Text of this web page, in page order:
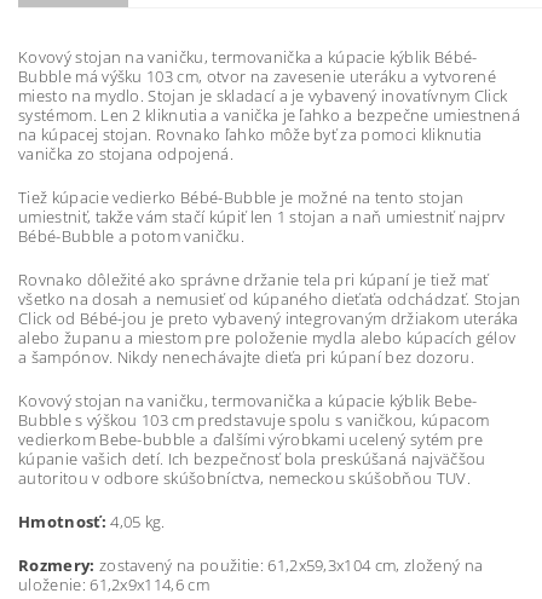
Kovový stojan na vaničku, termovanička a kúpacie kýblik Bébé-
Bubble má výšku 103 cm, otvor na zavesenie uteráku a vytvorené
miesto na mydlo. Stojan je skladací a je vybavený inovatívnym Click
systémom. Len 2 kliknutia a vanička je ľahko a bezpečne umiestnená
na kúpacej stojan. Rovnako ľahko môže byť za pomoci kliknutia
vanička zo stojana odpojená.
Tiež kúpacie vedierko Bébé-Bubble je možné na tento stojan
umiestniť, takže vám stačí kúpiť len 1 stojan a naň umiestniť najprv
Bébé-Bubble a potom vaničku.
Rovnako dôležité ako správne držanie tela pri kúpaní je tiež mať
všetko na dosah a nemusieť od kúpaného dieťaťa odchádzať. Stojan
Click od Bébé-jou je preto vybavený integrovaným držiakom uteráka
alebo županu a miestom pre položenie mydla alebo kúpacích gélov
a šampónov. Nikdy nenechávajte dieťa pri kúpaní bez dozoru.
Kovový stojan na vaničku, termovanička a kúpacie kýblik Bebe-
Bubble s výškou 103 cm predstavuje spolu s vaničkou, kúpacom
vedierkom Bebe-bubble a ďalšími výrobkami ucelený sytém pre
kúpanie vašich detí. Ich bezpečnosť bola preskúšaná najväčšou
autoritou v odbore skúšobníctva, nemeckou skúšobňou TUV.
Hmotnosť: 4,05 kg.
Rozmery: zostavený na použitie: 61,2x59,3x104 cm, zložený na
uloženie: 61,2x9x114,6 cm